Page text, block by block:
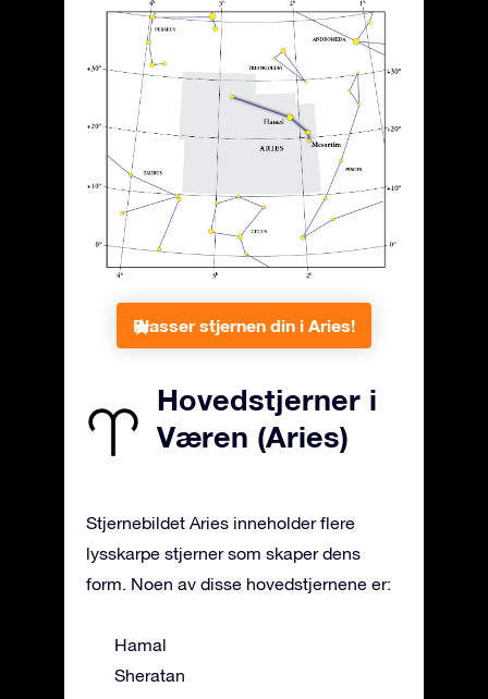
Plasser stjernen din i Aries!
Hovedstjerner i
Væren (Aries)
Stjernebildet Aries inneholder flere
lysskarpe stjerner som skaper dens
form. Noen av disse hovedstjernene er:
Hamal
Sheratan